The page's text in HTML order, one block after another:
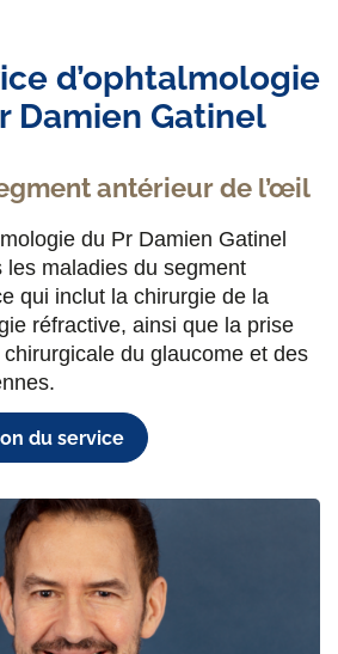
d’ophtalmologie
Damien Gatinel
antérieur de l’œil
du Pr Damien Gatinel
les maladies du segment
qui inclut la chirurgie de la
réfractive, ainsi que la prise
du glaucome et des
du service